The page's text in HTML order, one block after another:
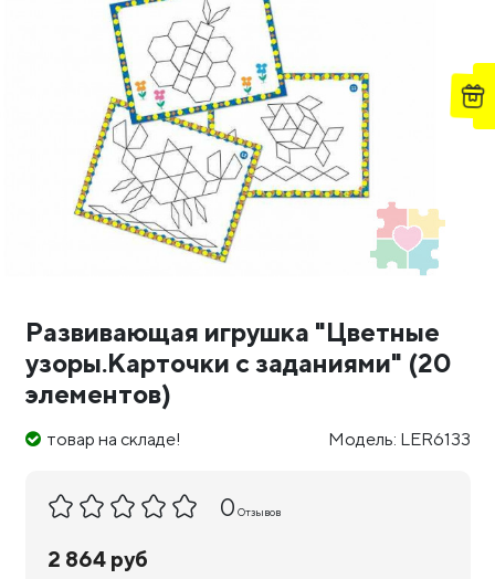
Развивающая игрушка "Цветные
узоры.Карточки с заданиями" (20
элементов)
товар на складе! Модель: LER6133
0 Отзывов
2 864 руб